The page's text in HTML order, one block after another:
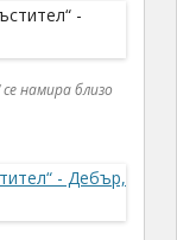
намира близо